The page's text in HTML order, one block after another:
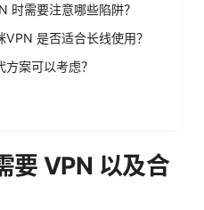
时需要注意哪些陷阱？
是否适合长线使用？
案可以考虑？
要 VPN 以及合